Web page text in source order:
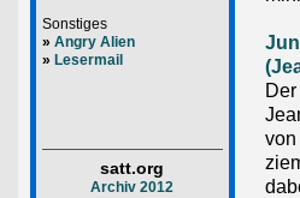
Sonstiges
» Angry Alien
» Lesermail
satt.org
Archiv 2012
von